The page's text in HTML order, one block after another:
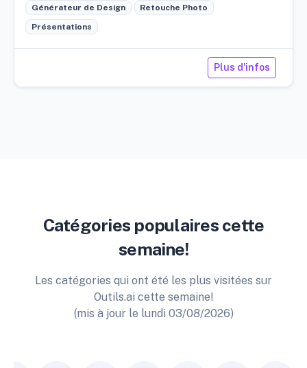
Générateur de Design Retouche Photo
Présentations
Plus d'infos
Catégories populaires cette
semaine!
Les catégories qui ont été les plus visitées sur
Outils.ai cette semaine!
(mis à jour le lundi 03/08/2026)